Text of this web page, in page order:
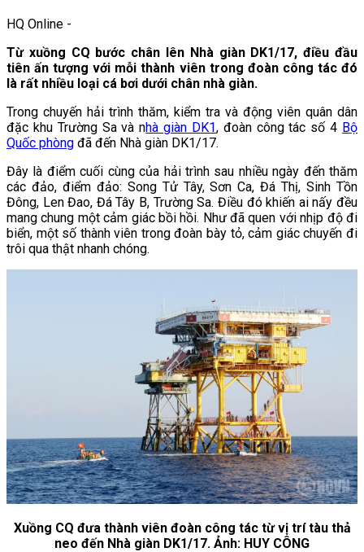
HQ Online -
Từ xuồng CQ bước chân lên Nhà giàn DK1/17, điều đầu
tiên ấn tượng với mỗi thành viên trong đoàn công tác đó
là rất nhiều loại cá bơi dưới chân nhà giàn.
Trong chuyến hải trình thăm, kiểm tra và động viên quân dân
đặc khu Trường Sa và nhà giàn DK1, đoàn công tác số 4 Bộ
Quốc phòng đã đến Nhà giàn DK1/17.
Đây là điểm cuối cùng của hải trình sau nhiều ngày đến thăm
các đảo, điểm đảo: Song Tử Tây, Sơn Ca, Đá Thị, Sinh Tồn
Đông, Len Đao, Đá Tây B, Trường Sa. Điều đó khiến ai nấy đều
mang chung một cảm giác bồi hồi. Như đã quen với nhịp độ đi
biển, một số thành viên trong đoàn bày tỏ, cảm giác chuyến đi
trôi qua thật nhanh chóng.
Xuồng CQ đưa thành viên đoàn công tác từ vị trí tàu thả
neo đến Nhà giàn DK1/17. Ảnh: HUY CÔNG